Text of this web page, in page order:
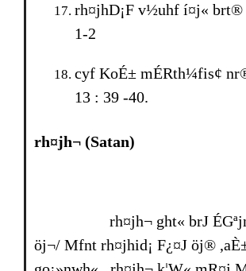
rh¤jhD¡F v½uhf í¤j« br­t®
1-2
cyf KoÉ± mÉRth¼fis¢
13 : 39 -40.
rh¤jh¬ (Satan)
rh¤jh¬ ght« br­J
öj¬/ Mfnt rh¤jhid¡ F¿¤J öj®